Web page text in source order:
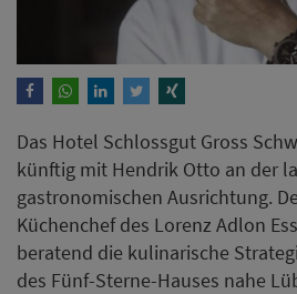
Das Hotel Schlossgut Gross
künftig mit Hendrik Otto an der
gastronomischen Ausrichtung.
Küchenchef des Lorenz Adlon
beratend die kulinarische
des Fünf-Sterne-Hauses nahe